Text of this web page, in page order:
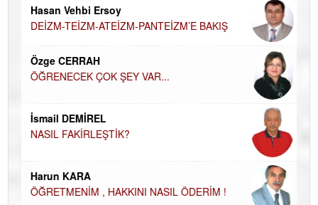
Hasan Vehbi Ersoy
DEİZM-TEİZM-ATEİZM-PANTEİZM’E BAKIŞ
Özge CERRAH
ÖĞRENECEK ÇOK ŞEY VAR...
İsmail DEMİREL
NASIL FAKİRLEŞTİK?
Harun KARA
ÖĞRETMENİM , HAKKINI NASIL ÖDERİM !